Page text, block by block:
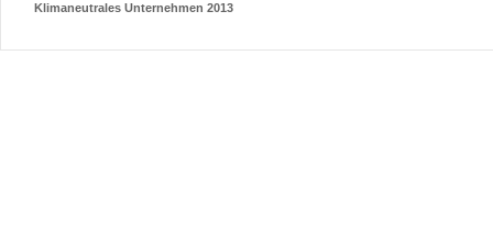
Klimaneutrales Unternehmen 2013